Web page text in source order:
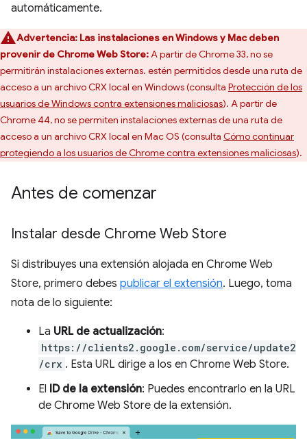
automáticamente.
Advertencia: Las instalaciones en Windows y Mac deben
provenir de Chrome Web Store:A partir de Chrome 33, no se
permitirán instalaciones externas. estén permitidos desde una ruta de
acceso a un archivo CRX local en Windows (consulta Protección de los
usuarios de Windows contra extensiones maliciosas). A partir de
Chrome 44, no se permiten instalaciones externas de una ruta de
acceso a un archivo CRX local en Mac OS (consulta Cómo continuar
protegiendo a los usuarios de Chrome contra extensiones maliciosas).
Antes de comenzar
Instalar desde Chrome Web Store
Si distribuyes una extensión alojada en Chrome Web
Store, primero debes publicar el extensión. Luego, toma
nota de lo siguiente:
La URL de actualización:
https://clients2.google.com/service/update2
/crx . Esta URL dirige a los en Chrome Web Store.
El ID de la extensión: Puedes encontrarlo en la URL
de Chrome Web Store de la extensión.